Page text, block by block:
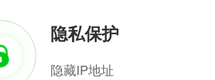
隐私保护
隐藏IP地址